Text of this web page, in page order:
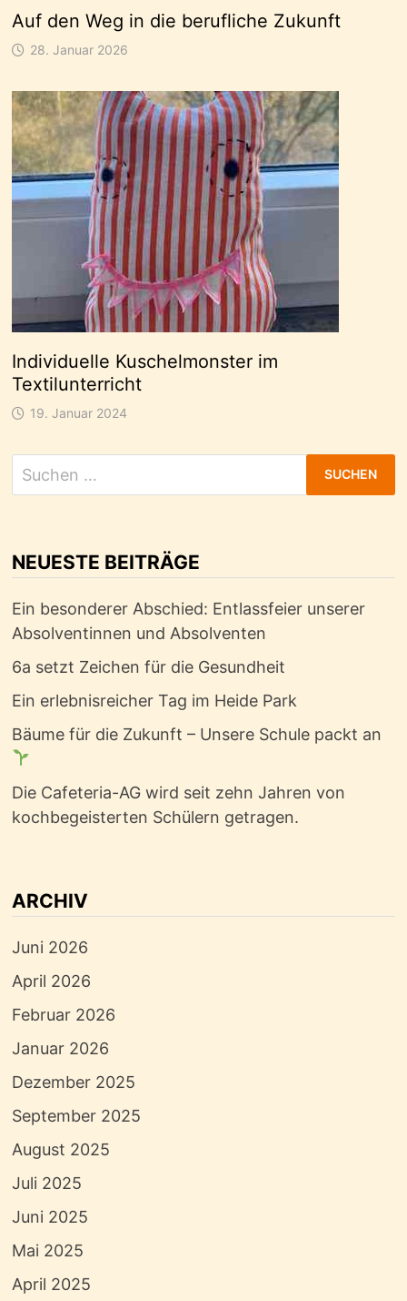
Auf den Weg in die berufliche Zukunft
28. Januar 2026
Individuelle Kuschelmonster im
Textilunterricht
19. Januar 2024
Suchen
nach:
NEUESTE BEITRÄGE
Ein besonderer Abschied: Entlassfeier unserer
Absolventinnen und Absolventen
6a setzt Zeichen für die Gesundheit
Ein erlebnisreicher Tag im Heide Park
Bäume für die Zukunft – Unsere Schule packt an
Die Cafeteria-AG wird seit zehn Jahren von
kochbegeisterten Schülern getragen.
ARCHIV
Juni 2026
April 2026
Februar 2026
Januar 2026
Dezember 2025
September 2025
August 2025
Juli 2025
Juni 2025
Mai 2025
April 2025